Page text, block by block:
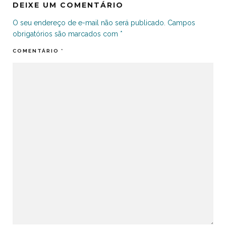
DEIXE UM COMENTÁRIO
O seu endereço de e-mail não será publicado. Campos
obrigatórios são marcados com *
COMENTÁRIO *